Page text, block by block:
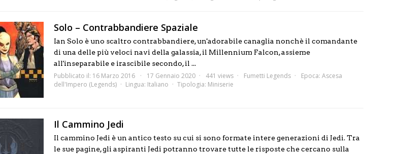
Solo – Contrabbandiere Spaziale
Ian Solo è uno scaltro contrabbandiere, un'adorabile canaglia nonchè il comandante
di una delle più veloci navi della galassia, il Millennium Falcon, assieme
all'inseparabile e irascibile secondo, il ...
Pubblicato il: 16 Marzo 2016 17 Gennaio 2020 441 views Fumetti Legends Epoca: Ascesa
dell'Impero (Legends)
Lingua: Italiano Tipologia: Miniserie
Il Cammino Jedi
Il cammino Jedi è un antico testo su cui si sono formate intere generazioni di Jedi. Tra
le sue pagine, gli aspiranti Jedi potranno trovare tutte le risposte che cercano sulla